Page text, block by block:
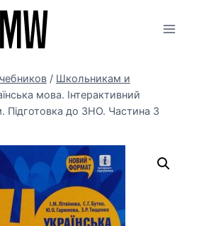
/ Школьникам и
мова. Інтерактивний
Підготовка до ЗНО. Частина 3